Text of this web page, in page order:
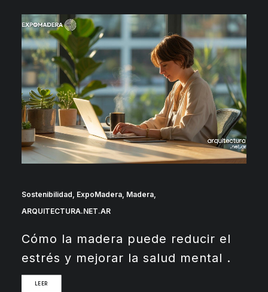
Sostenibilidad ExpoMadera Madera
ARQUITECTURA.NET.AR
Cómo la madera puede reducir el
estrés y mejorar la salud mental .
LEER